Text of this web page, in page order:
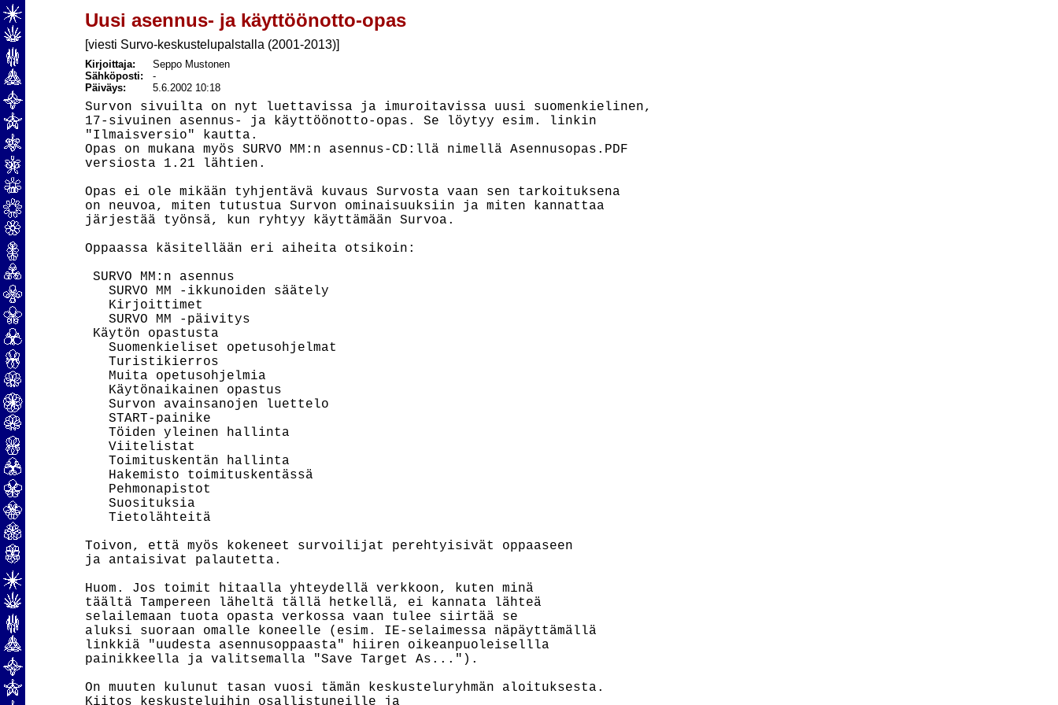
Uusi asennus- ja käyttöönotto-opas
[viesti Survo-keskustelupalstalla (2001-2013)]
Kirjoittaja:
Seppo Mustonen
Sähköposti: -
Päiväys:
5.6.2002 10:18
Survon sivuilta on nyt luettavissa ja imuroitavissa uusi suomenkielinen,
17-sivuinen asennus- ja käyttöönotto-opas. Se löytyy esim. linkin
"Ilmaisversio" kautta.
Opas on mukana myös SURVO MM:n asennus-CD:llä nimellä Asennusopas.PDF
versiosta 1.21 lähtien.
Opas ei ole mikään tyhjentävä kuvaus Survosta vaan sen tarkoituksena
on neuvoa, miten tutustua Survon ominaisuuksiin ja miten kannattaa
järjestää työnsä, kun ryhtyy käyttämään Survoa.
Oppaassa käsitellään eri aiheita otsikoin:
SURVO MM:n asennus
   SURVO MM -ikkunoiden säätely
   Kirjoittimet
   SURVO MM -päivitys
Käytön opastusta
   Suomenkieliset opetusohjelmat
   Turistikierros
   Muita opetusohjelmia
   Käytönaikainen opastus
   Survon avainsanojen luettelo
   START-painike
   Töiden yleinen hallinta
   Viitelistat
   Toimituskentän hallinta
   Hakemisto toimituskentässä
   Pehmonapistot
   Suosituksia
   Tietolähteitä
Toivon, että myös kokeneet survoilijat perehtyisivät oppaaseen
ja antaisivat palautetta.
Huom. Jos toimit hitaalla yhteydellä verkkoon, kuten minä
täältä Tampereen läheltä tällä hetkellä, ei kannata lähteä
selailemaan tuota opasta verkossa vaan tulee siirtää se
aluksi suoraan omalle koneelle (esim. IE-selaimessa näpäyttämällä
linkkiä "uudesta asennusoppaasta" hiiren oikeanpuoleisellla
painikkeella ja valitsemalla "Save Target As...").
On muuten kulunut tasan vuosi tämän keskusteluryhmän aloituksesta.
Kiitos keskusteluihin osallistuneille ja